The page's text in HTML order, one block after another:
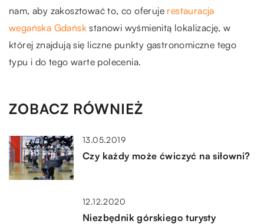
nam, aby zakosztować to, co oferuje restauracja
wegańska Gdańsk stanowi wyśmienitą lokalizację, w
której znajdują się liczne punkty gastronomiczne tego
typu i do tego warte polecenia.
ZOBACZ RÓWNIEŻ
13.05.2019
Czy każdy może ćwiczyć na siłowni?
12.12.2020
Niezbędnik górskiego turysty